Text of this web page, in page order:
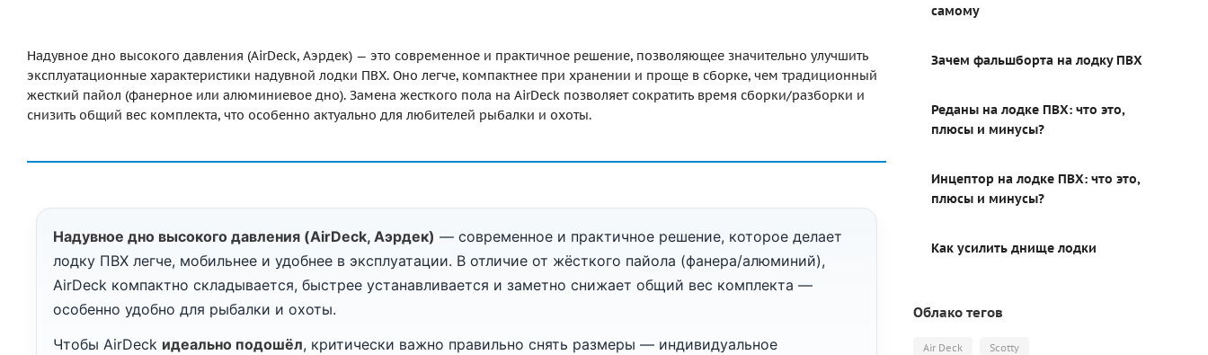
Надувное дно высокого давления (AirDeck, Аэрдек) — это современное и практичное решение, позволяющее значительно улучшить
эксплуатационные характеристики надувной лодки ПВХ. Оно легче, компактнее при хранении и проще в сборке, чем традиционный
жесткий пайол (фанерное или алюминиевое дно). Замена жесткого пола на AirDeck позволяет сократить время сборки/разборки и
снизить общий вес комплекта, что особенно актуально для любителей рыбалки и охоты.
Надувное дно высокого давления (AirDeck, Аэрдек) — современное и практичное решение, которое делает
лодку ПВХ легче, мобильнее и удобнее в эксплуатации. В отличие от жёсткого пайола (фанера/алюминий),
AirDeck компактно складывается, быстрее устанавливается и заметно снижает общий вес комплекта —
особенно удобно для рыбалки и охоты.
Чтобы AirDeck идеально подошёл, критически важно правильно снять размеры — индивидуальное
самому
Зачем фальшборта на лодку ПВХ
Реданы на лодке ПВХ: что это,
плюсы и минусы?
Инцептор на лодке ПВХ: что это,
плюсы и минусы?
Как усилить днище лодки
Облако тегов
Air Deck Scotty